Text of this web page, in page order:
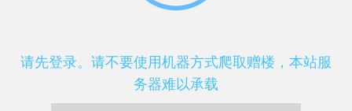
请先登录。请不要使用机器方式爬取赠楼，本站服
务器难以承载